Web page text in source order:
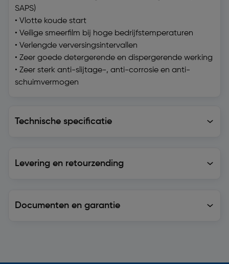
SAPS)
• Vlotte koude start
• Veilige smeerfilm bij hoge bedrijfstemperaturen
• Verlengde verversingsintervallen
• Zeer goede detergerende en dispergerende werking
• Zeer sterk anti-slijtage-, anti-corrosie en anti-
schuimvermogen
Technische specificatie
Levering en retourzending
Documenten en garantie